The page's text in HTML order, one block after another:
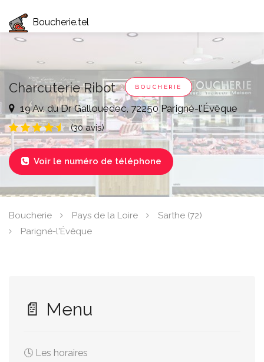
Boucherie.tel
Charcuterie Ribot BOUCHERIE
19 Av. du Dr Gallouedec, 72250 Parigné-l'Évêque
(30 avis)
 Voir le numéro de téléphone
Boucherie Pays de la Loire
Sarthe (72)
Parigné-l'Évêque
📄 Menu
🕓 Les horaires